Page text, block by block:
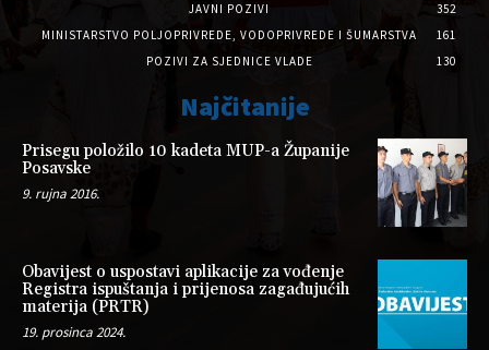
JAVNI POZIVI
352
MINISTARSTVO POLJOPRIVREDE, VODOPRIVREDE I ŠUMARSTVA
161
POZIVI ZA SJEDNICE VLADE
130
Najčitanije
Prisegu položilo 10 kadeta MUP-a Županije
Posavske
9. rujna 2016.
Obavijest o uspostavi aplikacije za vođenje
Registra ispuštanja i prijenosa zagađujućih
materija (PRTR)
19. prosinca 2024.